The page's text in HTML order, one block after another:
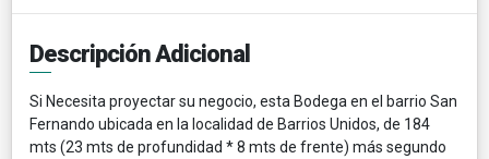
Descripción Adicional
Si Necesita proyectar su negocio, esta Bodega en el barrio San
Fernando ubicada en la localidad de Barrios Unidos, de 184
mts (23 mts de profundidad * 8 mts de frente) más segundo